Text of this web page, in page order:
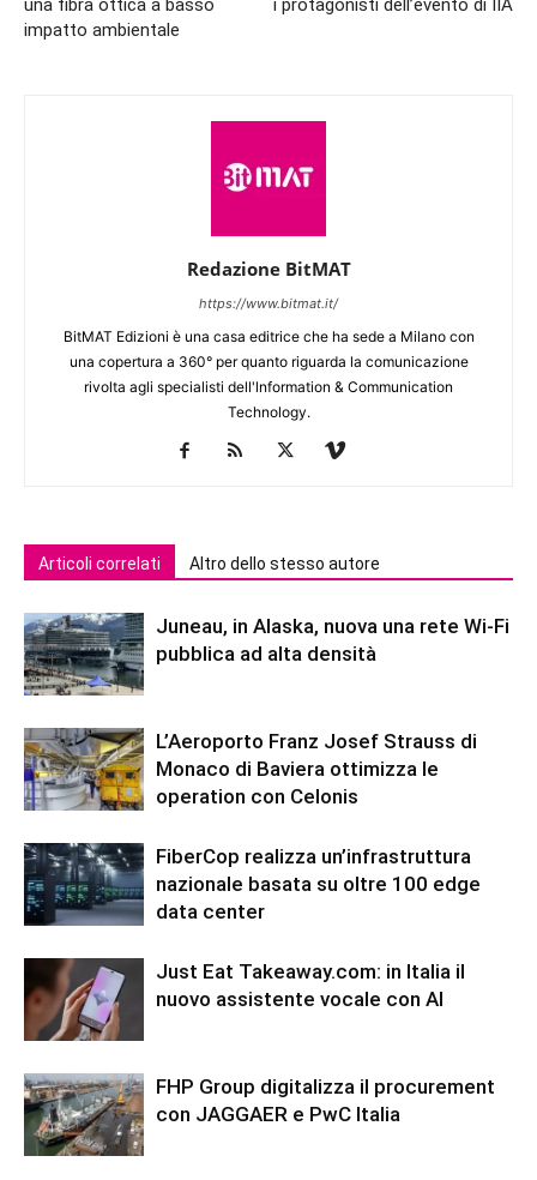
una fibra ottica a basso
impatto ambientale
i protagonisti dell’evento di IIA
Redazione BitMAT
https://www.bitmat.it/
BitMAT Edizioni è una casa editrice che ha sede a Milano con
una copertura a 360° per quanto riguarda la comunicazione
rivolta agli specialisti dell'lnformation & Communication
Technology.
Articoli correlati Altro dello stesso autore
Juneau, in Alaska, nuova una rete Wi-Fi
pubblica ad alta densità
L’Aeroporto Franz Josef Strauss di
Monaco di Baviera ottimizza le
operation con Celonis
FiberCop realizza un’infrastruttura
nazionale basata su oltre 100 edge
data center
Just Eat Takeaway.com: in Italia il
nuovo assistente vocale con AI
FHP Group digitalizza il procurement
con JAGGAER e PwC Italia